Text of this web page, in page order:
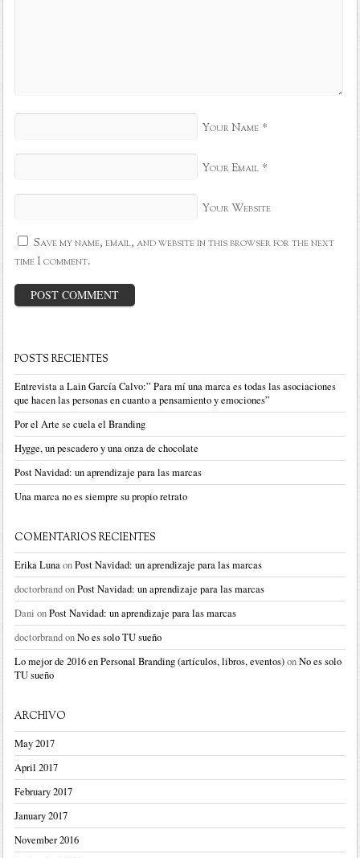
Your Name *
Your Email *
Your Website
Save my name, email, and website in this browser for the next
time I comment.
POSTS RECIENTES
Entrevista a Lain García Calvo:” Para mí una marca es todas las asociaciones
que hacen las personas en cuanto a pensamiento y emociones”
Por el Arte se cuela el Branding
Hygge, un pescadero y una onza de chocolate
Post Navidad: un aprendizaje para las marcas
Una marca no es siempre su propio retrato
COMENTARIOS RECIENTES
Erika LunaonPost Navidad: un aprendizaje para las marcas
doctorbrandonPost Navidad: un aprendizaje para las marcas
Dani onPost Navidad: un aprendizaje para las marcas
doctorbrandonNo es solo TU sueño
Lo mejor de 2016 en Personal Branding (artículos, libros, eventos)onNo es solo
TU sueño
ARCHIVO
May 2017
April 2017
February 2017
January 2017
November 2016